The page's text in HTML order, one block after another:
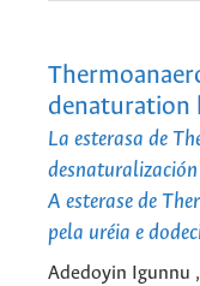
denaturation
La esterasa de
A esterase de
pela uréia e
Adedoyin Igunnu